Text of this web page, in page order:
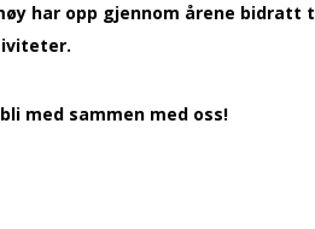
har opp gjennom årene
med sammen med oss!